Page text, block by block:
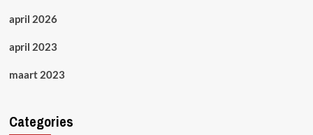
april 2026
april 2023
maart 2023
Categories